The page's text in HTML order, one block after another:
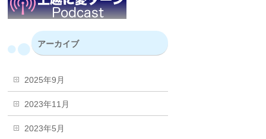
アーカイブ
2025年9月
2023年11月
2023年5月